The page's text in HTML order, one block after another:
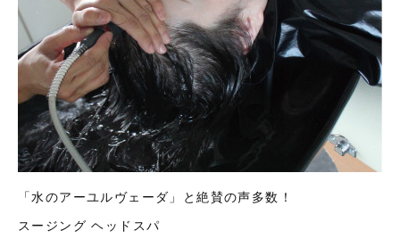
「水のアーユルヴェーダ」と絶賛の声多数！
スージング ヘッドスパ